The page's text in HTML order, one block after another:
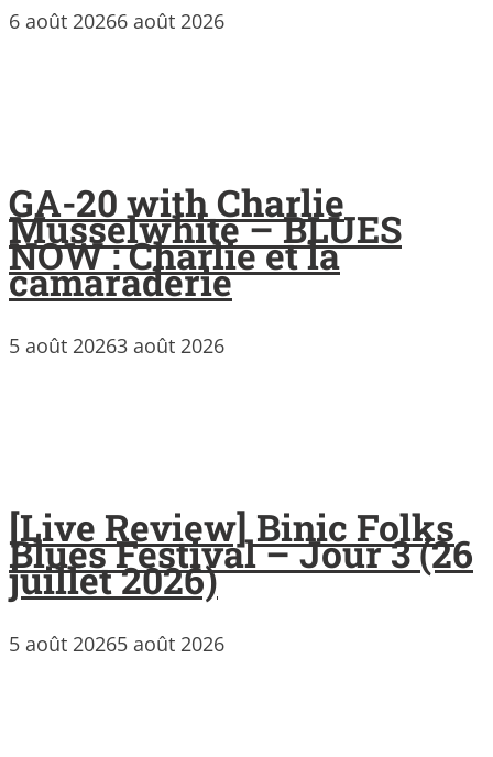
6 août 20266 août 2026
GA-20 with Charlie
Musselwhite – BLUES
NOW : Charlie et la
camaraderie
5 août 20263 août 2026
[Live Review] Binic Folks
Blues Festival – Jour 3 (26
juillet 2026)
5 août 20265 août 2026